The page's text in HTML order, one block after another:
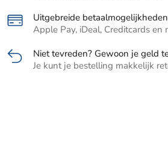
Uitgebreide
Apple Pay, iDeal, Creditcards en
Niet tevreden? Gewoon je geld
Je kunt je bestelling makkelijk